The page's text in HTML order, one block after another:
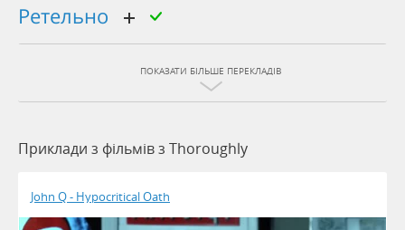
ретельно
ПОКАЗАТИ БІЛЬШЕ ПЕРЕКЛАДІВ
Приклади з фільмів з Thoroughly
John Q - Hypocritical Oath